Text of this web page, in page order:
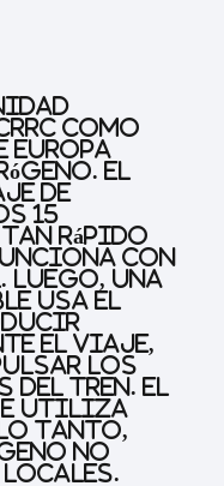
como
Europa
El
de
15
rápido
con
una
usa el
el viaje,
los
tren. El
utiliza
lo tanto,
no
locales.